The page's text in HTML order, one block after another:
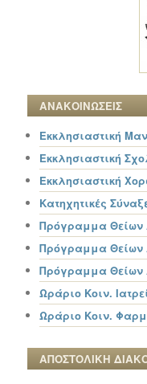
ΑΝΑΚΟΙΝΩΣΕΙΣ
Εκκλησιαστική
Εκκλησιαστική
Εκκλησιαστική
Κατηχητικές
Πρόγραμμα Θείων
Πρόγραμμα Θείων
Πρόγραμμα Θείων
Ωράριο Κοιν.
Ωράριο Κοιν.
ΑΠΟΣΤΟΛΙΚΗ